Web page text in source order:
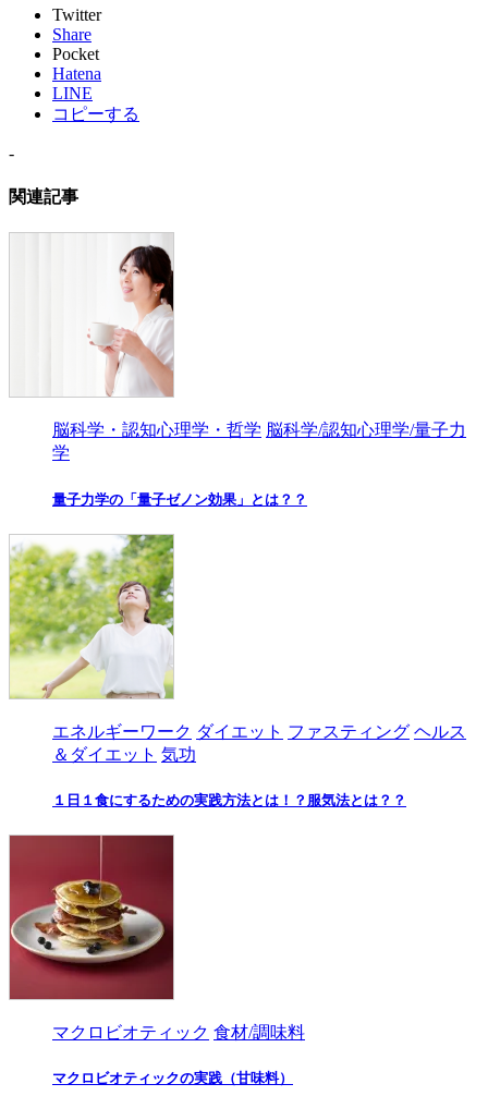
Twitter
Share
Pocket
Hatena
LINE
コピーする
-
関連記事
脳科学・認知心理学・哲学 脳科学/認知心理学/量子力
学
量子力学の「量子ゼノン効果」とは？？
エネルギーワーク ダイエット ファスティング ヘルス
＆ダイエット 気功
１日１食にするための実践方法とは！？服気法とは？？
マクロビオティック 食材/調味料
マクロビオティックの実践（甘味料）